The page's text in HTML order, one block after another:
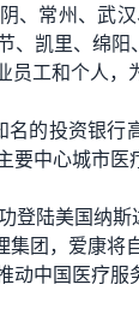
、常州、武
、凯里、绵
员工和个人
的投资银行
要中心城市
登陆美国纳斯
集团，爱康将
动中国医疗服